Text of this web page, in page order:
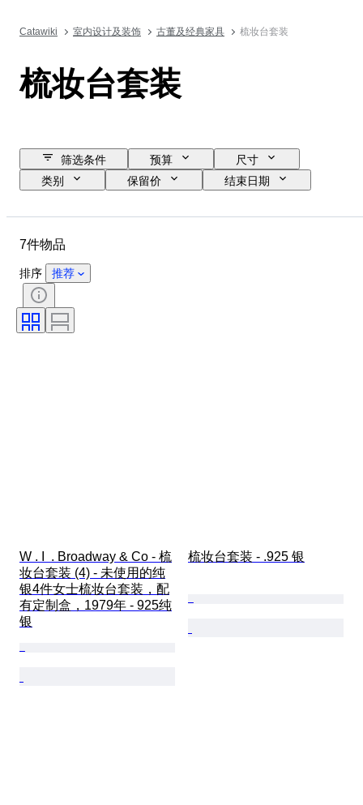
Catawiki 室内设计及装饰 古董及经典家具 梳妆台套装
梳妆台套装
筛选条件 预算
尺寸
类别
保留价
结束日期
款式
7件物品
排序 推荐
W . I  . Broadway & Co - 梳
妆台套装 (4) - 未使用的纯
银4件女士梳妆台套装，配
有定制盒，1979年 - 925纯
银
梳妆台套装 - .925 银